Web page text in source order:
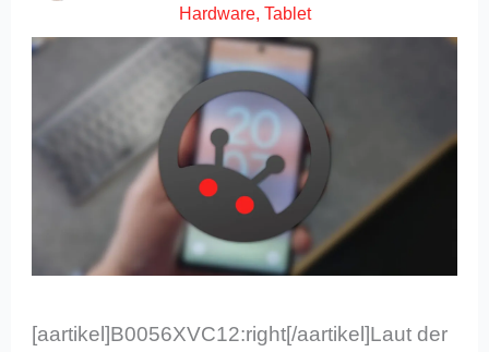
Hardware, Tablet
[aartikel]B0056XVC12:right[/aartikel]Laut der